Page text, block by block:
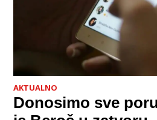
AKTUALNO
Donosimo sve